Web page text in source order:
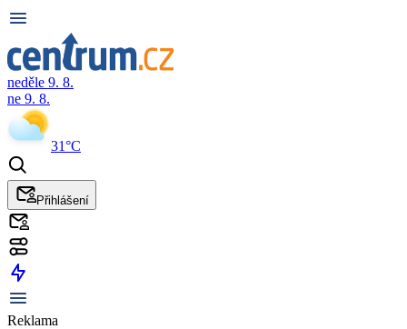
neděle 9. 8.
ne 9. 8.
31°C
Přihlášení
Reklama